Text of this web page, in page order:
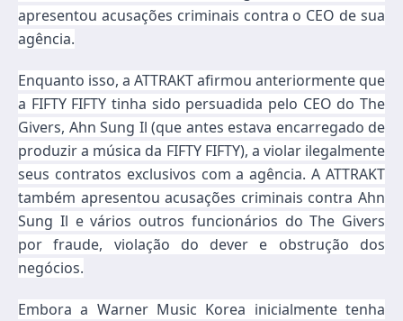
apresentou acusações criminais contra o CEO de sua
agência.
Enquanto isso, a ATTRAKT afirmou anteriormente que
a FIFTY FIFTY tinha sido persuadida pelo CEO do The
Givers, Ahn Sung Il (que antes estava encarregado de
produzir a música da FIFTY FIFTY), a violar ilegalmente
seus contratos exclusivos com a agência. A ATTRAKT
também apresentou acusações criminais contra Ahn
Sung Il e vários outros funcionários do The Givers
por fraude, violação do dever e obstrução dos
negócios.
Embora a Warner Music Korea inicialmente tenha